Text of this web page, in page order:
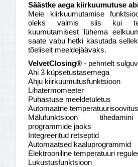
Säästke aega kiirkuumutuse
Meie kiirkuumutamise
oleks valmis siis kui
kuumutamisest lühema
saate vabu hetki kasutada
tõeliselt meeldejäävaks.
VelvetClosing® - pehmelt
Ahi 3 küpsetustasemega
Ahju kiirkuumutusfunktsioon
Lihatermomeeter
Puhastuse meeldetuletus
Automaatne temperatuurisoovitus
Mälufunktsioon
programmide jaoks
Integreeritud retseptid
Automaatsed kaaluprogrammid
Elektrooniline temperatuuri
Lukustusfunktsioon